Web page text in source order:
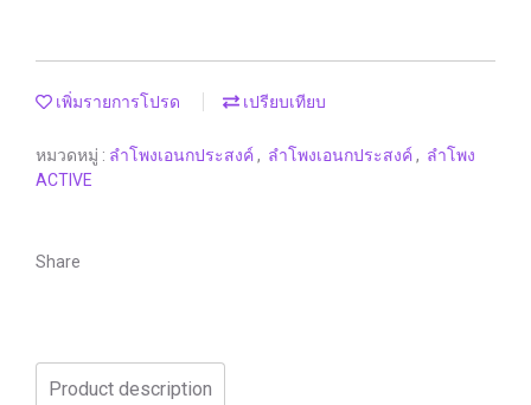
เพิ่มรายการโปรด เปรียบเทียบ
หมวดหมู่ : ลำโพงเอนกประสงค์, ลำโพงเอนกประสงค์, ลำโพง
ACTIVE
Share
Product description